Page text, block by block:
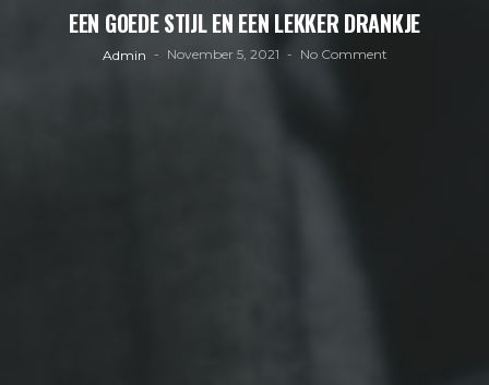
EEN GOEDE STIJL EN EEN LEKKER DRANKJE
Admin November 5, 2021 No Comment